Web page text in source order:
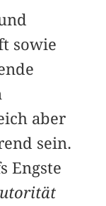
sowie
aber
sein.
Engste